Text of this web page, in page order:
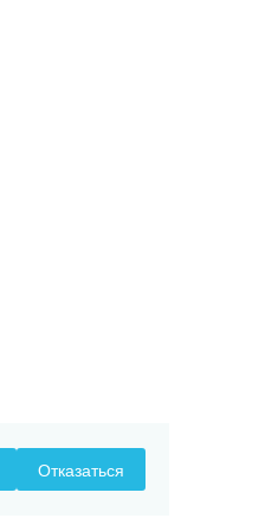
Отказаться